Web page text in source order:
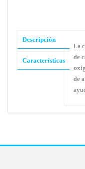
Descripción
Características
La
de
de